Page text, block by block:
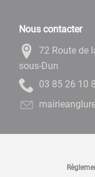
Nous contacter
72 Route de
sous-Dun
88 01 62 58